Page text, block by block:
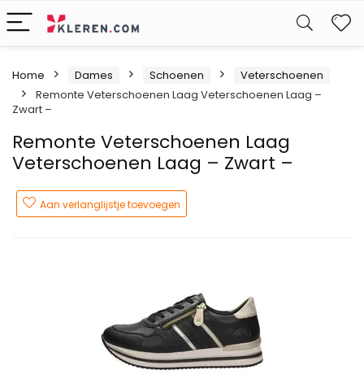
Home Dames Schoenen
Veterschoenen
Remonte Veterschoenen Laag Veterschoenen Laag –
Zwart –
Remonte Veterschoenen Laag
Veterschoenen Laag – Zwart –
Aan verlanglijstje toevoegen